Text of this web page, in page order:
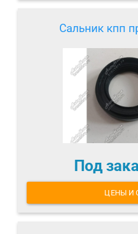
Сальник кпп
Под
ЦЕНЫ И